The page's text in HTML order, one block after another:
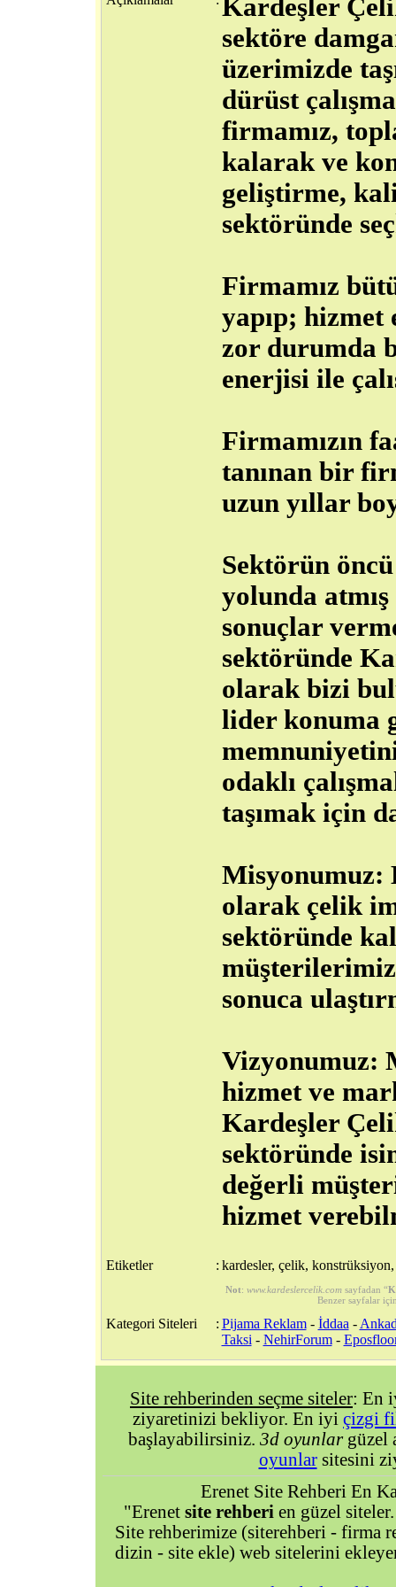
Kardeşler
sektöre
üzerimizde
dürüst
firmamız,
kalarak ve
geliştirme,
sektöründe
Firmamız
yapıp; hizmet
zor durumda
enerjisi ile
Firmamızın
tanınan bir
uzun yıllar
Sektörün
yolunda
sonuçlar
sektöründe
olarak bizi
lider konuma
odaklı
taşımak için
Misyonumuz:
olarak çelik
sektöründe
sonuca
Vizyonumuz:
hizmet ve
Kardeşler
sektöründe
değerli
hizmet
Etiketler : kardesler, çelik,
Not: www.kardeslercelik.comsayfadan “
Benzer sayfalar
Kategori Siteleri : Pijama Reklam- İddaa -
Taksi - NehirForum-
Site rehberinden seçme siteler: En
ziyaretinizi bekliyor. En iyi çizgi
başlayabilirsiniz. 3d oyunlargüzel
oyunlarsitesini
Erenet Site Rehberi En
"Erenet site rehberi en güzel
Site rehberimize (siterehberi - firma
dizin - site ekle) web sitelerini